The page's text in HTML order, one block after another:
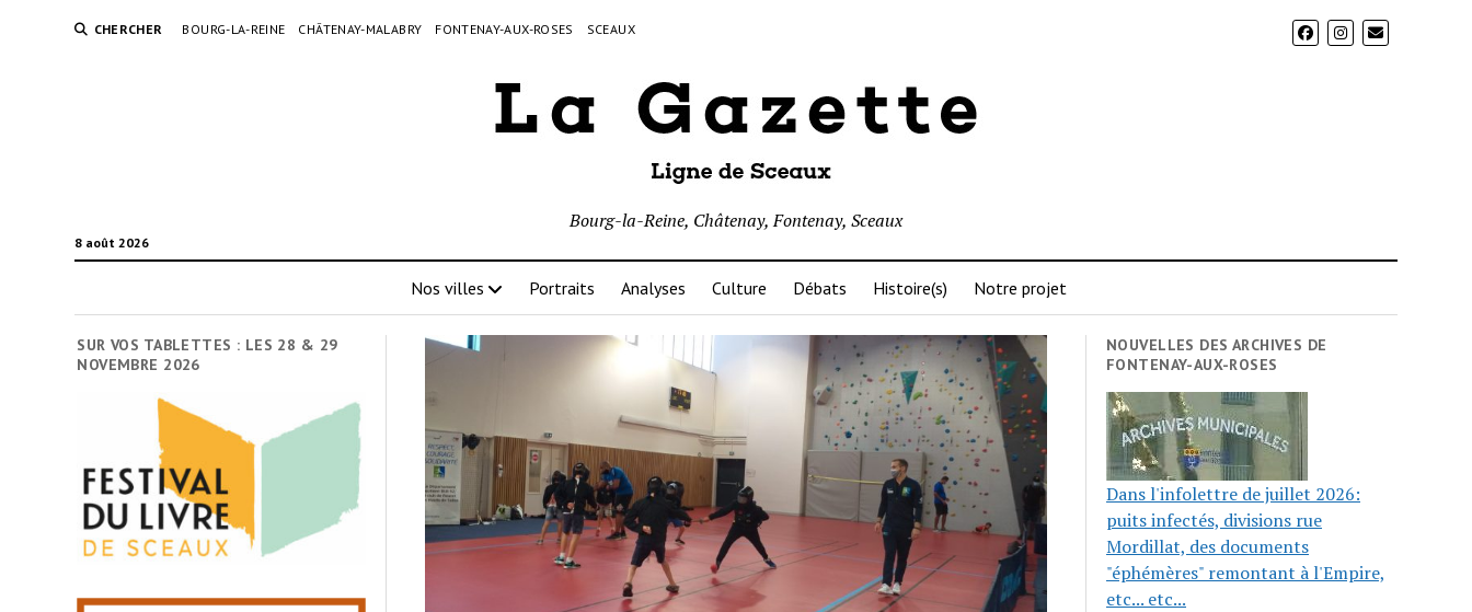
CHERCHER BOURG-LA-REINE CHÂTENAY-MALABRY FONTENAY-AUX-ROSES SCEAUX
8 août 2026
Bourg-la-Reine, Châtenay, Fontenay, Sceaux
Nos villes Portraits Analyses Culture Débats Histoire(s) Notre projet
SUR VOS TABLETTES : LES 28 & 29
NOVEMBRE 2026
NOUVELLES DES ARCHIVES DE
FONTENAY-AUX-ROSES
Dans l'infolettre de juillet 2026:
puits infectés, divisions rue
Mordillat, des documents
"éphémères" remontant à l'Empire,
etc... etc...